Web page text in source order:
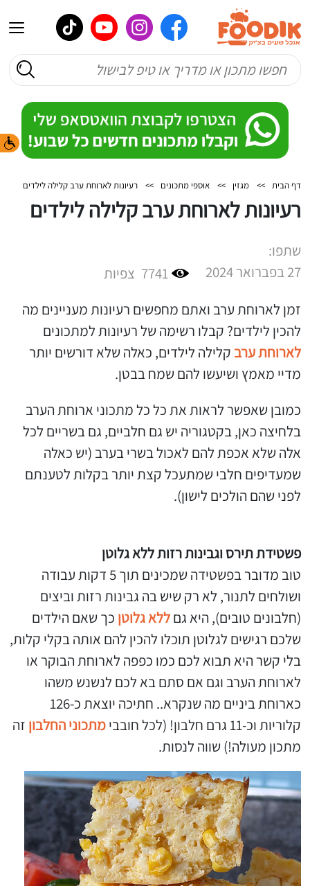
דף הבית >> מגזין >> אוספי מתכונים >> רעיונות לארוחת ערב קלילה לילדים
רעיונות לארוחת ערב קלילה לילדים
שתפו:
27 בפברואר 2024
7741 צפיות
זמן לארוחת ערב ואתם מחפשים רעיונות מעניינים מה
להכין לילדים? קבלו רשימה של רעיונות למתכונים
לארוחת ערב קלילה לילדים, כאלה שלא דורשים יותר
מדיי מאמץ ושיעשו להם שמח בבטן.
כמובן שאפשר לראות את כל כל מתכוני ארוחת הערב
בלחיצה כאן, בקטגוריה יש גם חלביים, גם בשריים לכל
אלה שלא אכפת להם לאכול בשרי בערב (יש כאלה
שמעדיפים חלבי שמתעכל קצת יותר בקלות לטענתם
לפני שהם הולכים לישון).
פשטידת תירס וגבינות רזות ללא גלוטן
טוב מדובר בפשטידה שמכינים תוך 5 דקות עבודה
ושולחים לתנור, לא רק שיש בה גבינות רזות וביצים
(חלבונים טובים), היא גםללא גלוטן כך שאם הילדים
שלכם רגישים לגלוטן תוכלו להכין להם אותה בקלי קלות,
בלי קשר היא תבוא לכם כמו כפפה לארוחת הבוקר או
לארוחת הערב וגם אם סתם בא לכם לנשנש משהו
כארוחת ביניים מה שנקרא.. חתיכה יוצאת כ-126
קלוריות וכ-11 גרם חלבון! (לכל חובבי
מתכוני החלבון זה
מתכון מעולה!) שווה לנסות.